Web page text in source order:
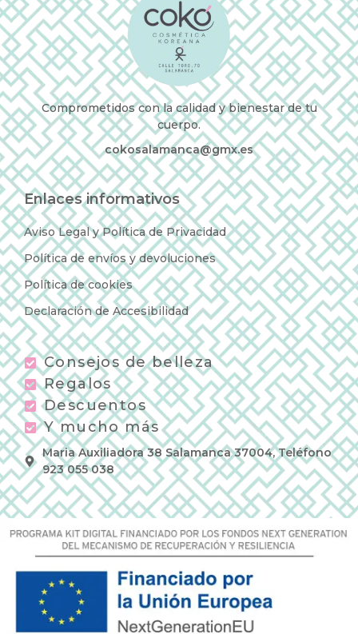
Comprometidos con la calidad y bienestar de tu
cuerpo.
cokosalamanca@gmx.es
Enlaces informativos
Aviso Legal y Política de Privacidad
Política de envíos y devoluciones
Política de cookies
Declaración de Accesibilidad
Consejos de belleza
Regalos
Descuentos
Y mucho más
Maria Auxiliadora 38 Salamanca 37004, Teléfono
923 055 038